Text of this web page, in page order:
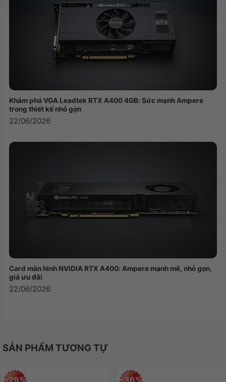
Khám phá VGA Leadtek RTX A400 4GB: Sức mạnh Ampere
trong thiết kế nhỏ gọn
22/06/2026
Card màn hình NVIDIA RTX A400: Ampere mạnh mẽ, nhỏ gọn,
giá ưu đãi
22/06/2026
SẢN PHẨM TƯƠNG TỰ